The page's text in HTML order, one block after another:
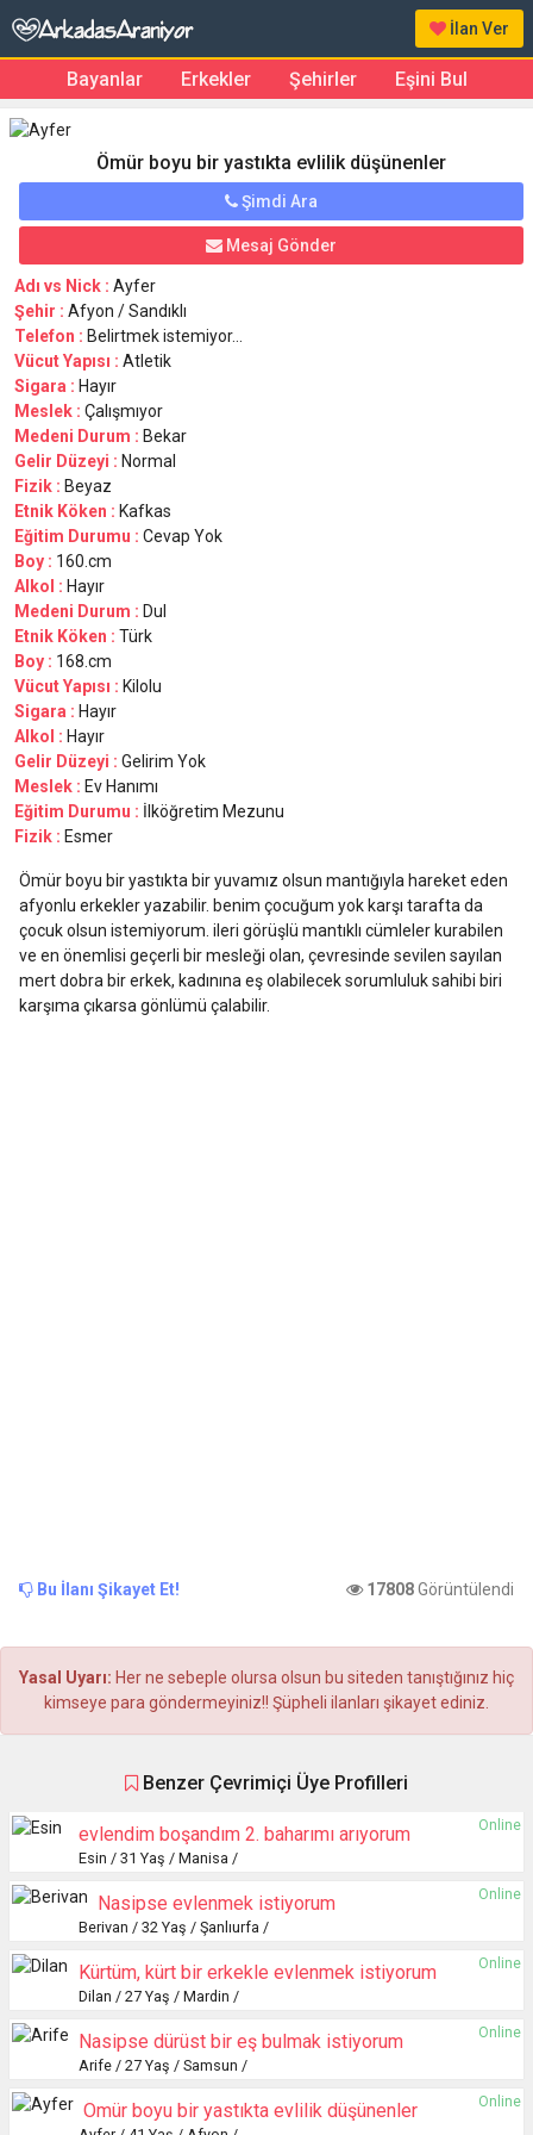
İlan Ver
Bayanlar Erkekler Şehirler Eşini Bul
Ömür boyu bir yastıkta evlilik düşünenler
Şimdi Ara
Mesaj Gönder
Adı vs Nick : Ayfer
Şehir : Afyon / Sandıklı
Telefon : Belirtmek istemiyor...
Vücut Yapısı : Atletik
Sigara : Hayır
Meslek : Çalışmıyor
Medeni Durum : Bekar
Gelir Düzeyi : Normal
Fizik : Beyaz
Etnik Köken : Kafkas
Eğitim Durumu : Cevap Yok
Boy : 160.cm
Alkol : Hayır
Medeni Durum : Dul
Etnik Köken : Türk
Boy : 168.cm
Vücut Yapısı : Kilolu
Sigara : Hayır
Alkol : Hayır
Gelir Düzeyi : Gelirim Yok
Meslek : Ev Hanımı
Eğitim Durumu : İlköğretim Mezunu
Fizik : Esmer
Ömür boyu bir yastıkta bir yuvamız olsun mantığıyla hareket eden
afyonlu erkekler yazabilir. benim çocuğum yok karşı tarafta da
çocuk olsun istemiyorum. ileri görüşlü mantıklı cümleler kurabilen
ve en önemlisi geçerli bir mesleği olan, çevresinde sevilen sayılan
mert dobra bir erkek, kadınına eş olabilecek sorumluluk sahibi biri
karşıma çıkarsa gönlümü çalabilir.
Bu İlanı Şikayet Et! 17808Görüntülendi
Yasal Uyarı: Her ne sebeple olursa olsun bu siteden tanıştığınız hiç
kimseye para göndermeyiniz!! Şüpheli ilanları şikayet ediniz.
Benzer Çevrimiçi Üye Profilleri
Online
evlendim boşandım 2. baharımı arıyorum
Esin / 31 Yaş / Manisa /
Online
Nasipse evlenmek istiyorum
Berivan / 32 Yaş / Şanlıurfa /
Online
Kürtüm, kürt bir erkekle evlenmek istiyorum
Dilan / 27 Yaş / Mardin /
Online
Nasipse dürüst bir eş bulmak istiyorum
Arife / 27 Yaş / Samsun /
Online
Ömür boyu bir yastıkta evlilik düşünenler